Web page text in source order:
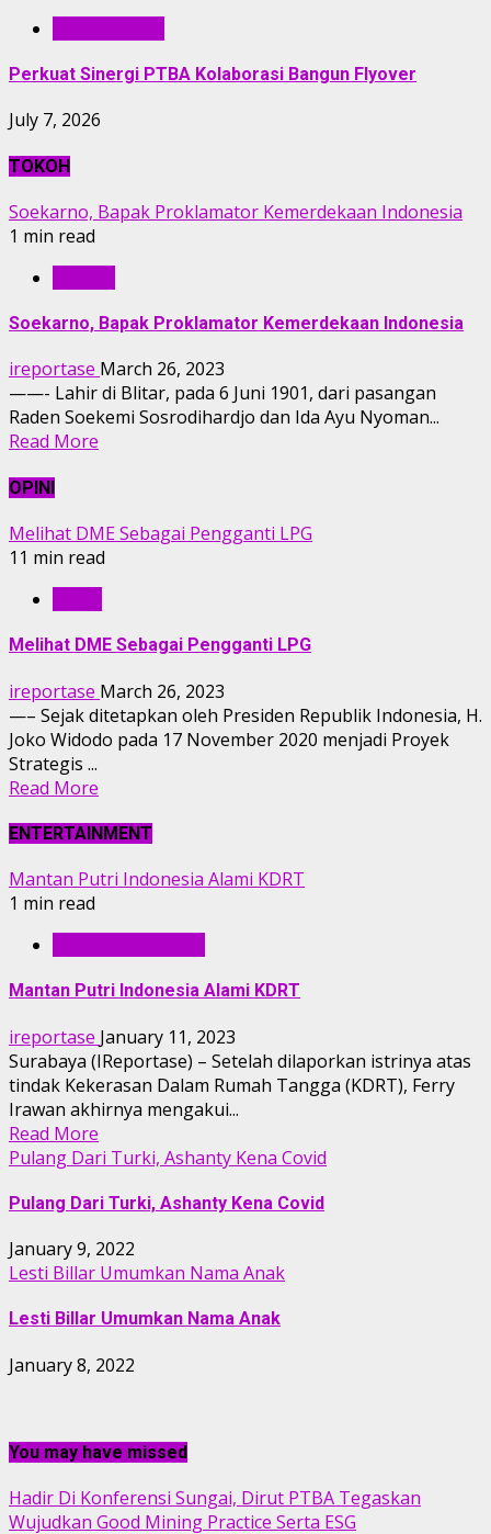
Perkuat Sinergi PTBA Kolaborasi Bangun Flyover
July 7, 2026
TOKOH
Soekarno, Bapak Proklamator Kemerdekaan Indonesia
1 min read
Soekarno, Bapak Proklamator Kemerdekaan Indonesia
ireportase March 26, 2023
——- Lahir di Blitar, pada 6 Juni 1901, dari pasangan
Raden Soekemi Sosrodihardjo dan Ida Ayu Nyoman...
Read More
OPINI
Melihat DME Sebagai Pengganti LPG
11 min read
Melihat DME Sebagai Pengganti LPG
ireportase March 26, 2023
—– Sejak ditetapkan oleh Presiden Republik Indonesia, H.
Joko Widodo pada 17 November 2020 menjadi Proyek
Strategis ...
Read More
ENTERTAINMENT
Mantan Putri Indonesia Alami KDRT
1 min read
Mantan Putri Indonesia Alami KDRT
ireportase January 11, 2023
Surabaya (IReportase) – Setelah dilaporkan istrinya atas
tindak Kekerasan Dalam Rumah Tangga (KDRT), Ferry
Irawan akhirnya mengakui...
Read More
Pulang Dari Turki, Ashanty Kena Covid
Pulang Dari Turki, Ashanty Kena Covid
January 9, 2022
Lesti Billar Umumkan Nama Anak
Lesti Billar Umumkan Nama Anak
January 8, 2022
You may have missed
Hadir Di Konferensi Sungai, Dirut PTBA Tegaskan
Wujudkan Good Mining Practice Serta ESG